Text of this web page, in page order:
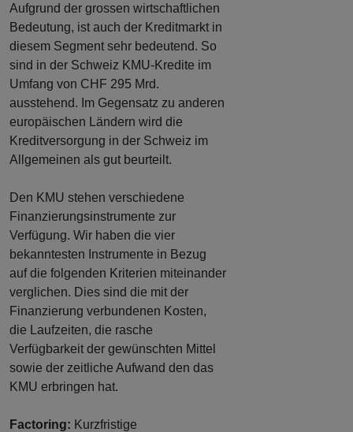
Aufgrund der grossen wirtschaftlichen
Bedeutung, ist auch der Kreditmarkt in
diesem Segment sehr bedeutend. So
sind in der Schweiz KMU-Kredite im
Umfang von CHF 295 Mrd.
ausstehend. Im Gegensatz zu anderen
europäischen Ländern wird die
Kreditversorgung in der Schweiz im
Allgemeinen als gut beurteilt.
Den KMU stehen verschiedene
Finanzierungsinstrumente zur
Verfügung. Wir haben die vier
bekanntesten Instrumente in Bezug
auf die folgenden Kriterien miteinander
verglichen. Dies sind die mit der
Finanzierung verbundenen Kosten,
die Laufzeiten, die rasche
Verfügbarkeit der gewünschten Mittel
sowie der zeitliche Aufwand den das
KMU erbringen hat.
Factoring: Kurzfristige